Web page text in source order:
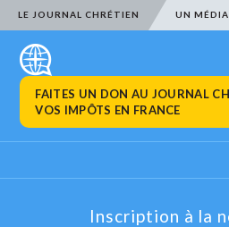
LE JOURNAL CHRÉTIEN UN MÉDIA
FAITES UN DON AU JOURNAL
VOS IMPÔTS EN FRANCE
Inscription à la